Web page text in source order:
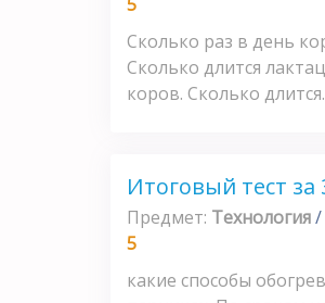
Сколько раз в день
Сколько длится
коров. Сколько
Итоговый тест за
Предмет: Технология/
5
какие способы